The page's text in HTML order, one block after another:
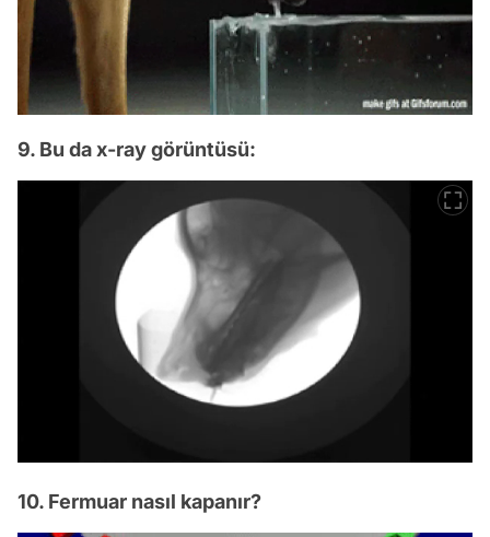
9. Bu da x-ray görüntüsü:
10. Fermuar nasıl kapanır?